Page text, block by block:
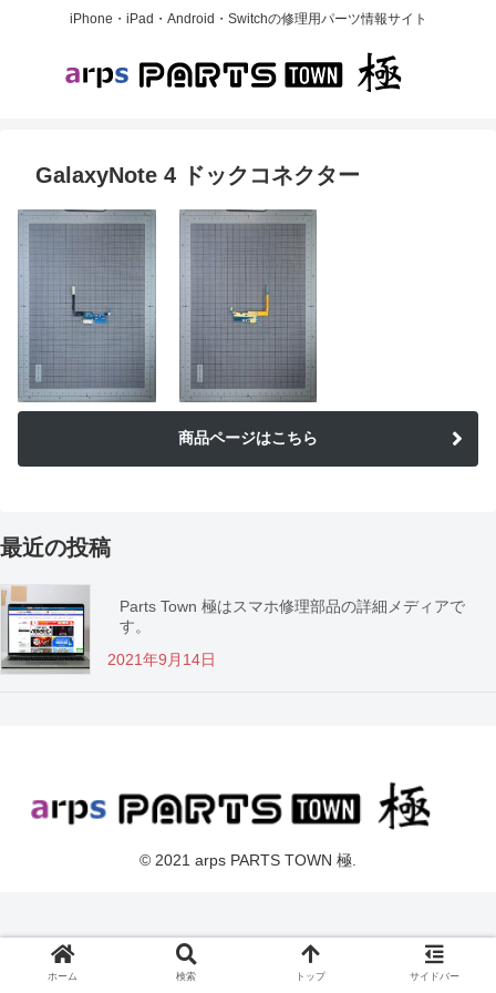
iPhone・iPad・Android・Switchの修理用パーツ情報サイト
GalaxyNote 4 ドックコネクター
商品ページはこちら
最近の投稿
Parts Town 極はスマホ修理部品の詳細メディアで
す。
2021年9月14日
© 2021 arps PARTS TOWN 極.
ホーム 検索 トップ サイドバー